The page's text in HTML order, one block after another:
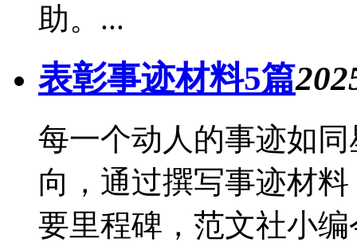
助。...
表彰事迹材料5篇
每一个动人的事迹如
向，通过撰写事迹材
要里程碑，范文社小